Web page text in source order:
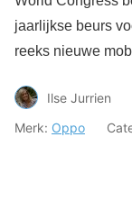
jaarlijkse beurs
reeks nieuwe
Ilse Jurrien
Merk: Oppo